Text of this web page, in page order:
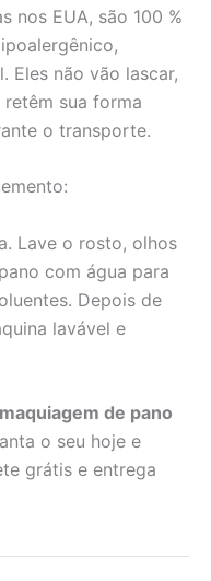
nos EUA, são 100 %
Eles não vão lascar,
sua forma
o transporte.
Lave o rosto, olhos
com água para
Depois de
lavável e
de pano
o seu hoje e
grátis e entrega